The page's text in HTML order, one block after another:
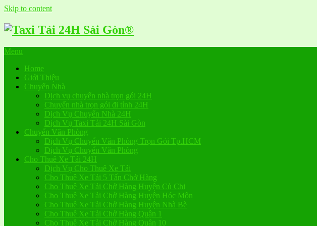
Skip to content
Menu
Home
Giới Thiệu
Chuyển Nhà
Dịch vụ chuyển nhà trọn gói 24H
Chuyển nhà trọn gói đi tỉnh 24H
Dịch Vụ Chuyển Nhà 24H
Dịch Vụ Taxi Tải 24H Sài Gòn
Chuyển Văn Phòng
Dịch Vụ Chuyển Văn Phòng Trọn Gói Tp.HCM
Dịch Vụ Chuyển Văn Phòng
Cho Thuê Xe Tải 24H
Dịch Vụ Cho Thuê Xe Tải
Cho Thuê Xe Tải 5 Tấn Chở Hàng
Cho Thuê Xe Tải Chở Hàng Huyện Củ Chi
Cho Thuê Xe Tải Chở Hàng Huyện Hóc Môn
Cho Thuê Xe Tải Chở Hàng Huyện Nhà Bè
Cho Thuê Xe Tải Chở Hàng Quận 1
Cho Thuê Xe Tải Chở Hàng Quận 10